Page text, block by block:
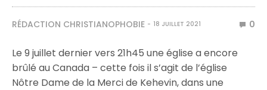
RÉDACTION CHRISTIANOPHOBIE 18 JUILLET 2021 0
Le 9 juillet dernier vers 21h45 une église a encore
brûlé au Canada – cette fois il s’agit de l’église
Nôtre Dame de la Merci de Kehevin, dans une